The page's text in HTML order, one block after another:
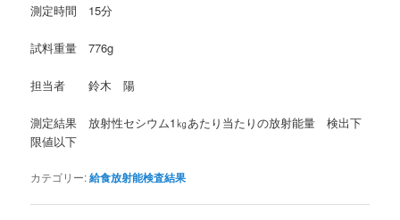
測定時間 15分
試料重量 776g
担当者 鈴木 陽
測定結果 放射性セシウム1㎏あたり当たりの放射能量 検出下
限値以下
カテゴリー:給食放射能検査結果